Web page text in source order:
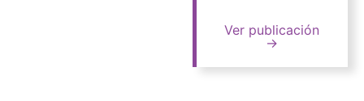
Ver publicación
→